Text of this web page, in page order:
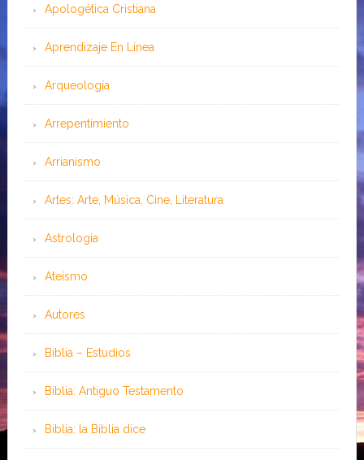
Apologética Cristiana
Aprendizaje En Línea
Arqueología
Arrepentimiento
Arrianismo
Artes: Arte, Música, Cine, Literatura
Astrología
Ateísmo
Autores
Biblia – Estudios
Biblia: Antiguo Testamento
Biblia: la Biblia dice